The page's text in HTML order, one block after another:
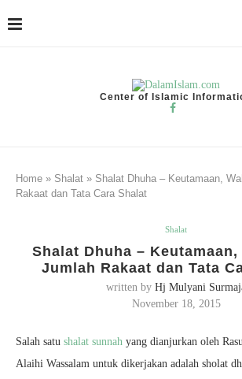
Center of Islamic
Home » Shalat » Shalat Dhuha – Keutamaan,
Rakaat dan Tata Cara Shalat
Shalat
Shalat Dhuha – Keutamaan,
Jumlah Rakaat dan Tata
written by Hj Mulyani
November 18, 2015
Salah satu shalat sunnah yang dianjurkan oleh
Alaihi Wassalam untuk dikerjakan adalah sholat